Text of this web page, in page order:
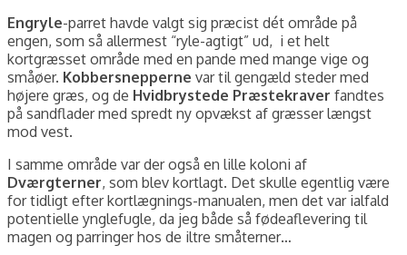
Engryle-parret havde valgt sig præcist dét område på
engen, som så allermest “ryle-agtigt” ud, i et helt
kortgræsset område med en pande med mange vige og
småøer. Kobbersnepperne var til gengæld steder med
højere græs, og de Hvidbrystede Præstekraver fandtes
på sandflader med spredt ny opvækst af græsser længst
mod vest.
I samme område var der også en lille koloni af
Dværgterner, som blev kortlagt. Det skulle egentlig være
for tidligt efter kortlægnings-manualen, men det var ialfald
potentielle ynglefugle, da jeg både så fødeaflevering til
magen og parringer hos de iltre småterner…